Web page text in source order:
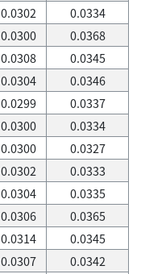
0.0302
0.0334
0.0300
0.0368
0.0308
0.0345
0.0304
0.0346
0.0299
0.0337
0.0300
0.0334
0.0300
0.0327
0.0302
0.0333
0.0304
0.0335
0.0306
0.0365
0.0314
0.0345
0.0307
0.0342